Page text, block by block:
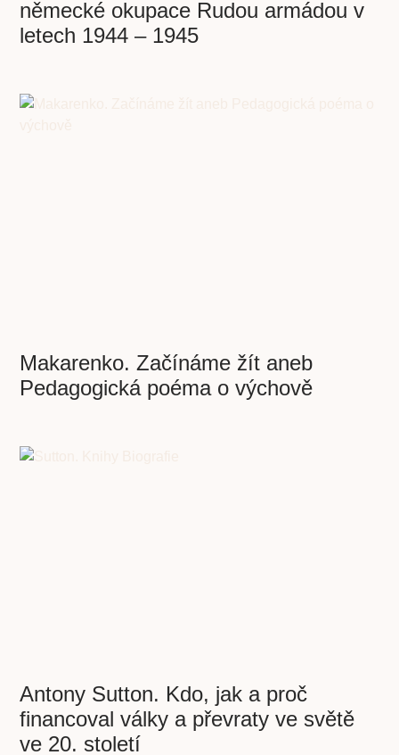
německé okupace Rudou armádou v
letech 1944 – 1945
Makarenko. Začínáme žít aneb
Pedagogická poéma o výchově
Antony Sutton. Kdo, jak a proč
financoval války a převraty ve světě
ve 20. století